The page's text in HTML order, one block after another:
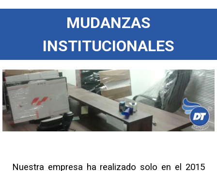
MUDANZAS
INSTITUCIONALES
Nuestra empresa ha realizado solo en el 2015